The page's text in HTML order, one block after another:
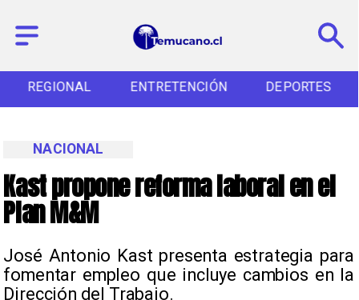
REGIONAL ENTRETENCIÓN DEPORTES
Kast propone reforma laboral en el
Plan M&M
José Antonio Kast presenta estrategia para
fomentar empleo que incluye cambios en la
Dirección del Trabajo.
NACIONAL